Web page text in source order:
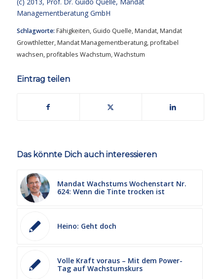
Managementberatung GmbH
Schlagworte: Fähigkeiten, Guido Quelle,Mandat,Mandat
Growthletter,Mandat Managementberatung,profitabel
wachsen,profitables Wachstum,Wachstum
Eintrag teilen
Das könnte Dich auch interessieren
Mandat Wachstums Wochenstart Nr.
624: Wenn die Tinte trocken ist
Heino: Geht doch
Volle Kraft voraus – Mit dem Power-
Tag auf Wachstumskurs